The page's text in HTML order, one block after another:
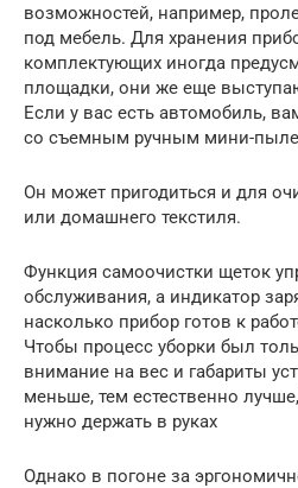
возможностей, например,
под мебель. Для хранения
комплектующих иногда
площадки, они же еще
Если у вас есть автомобиль,
со съемным ручным мини-
Он может пригодиться и для
или домашнего текстиля.
Функция самоочистки щеток
обслуживания, а индикатор
насколько прибор готов к
Чтобы процесс уборки был
внимание на вес и габариты
меньше, тем естественно
нужно держать в руках
Однако в погоне за